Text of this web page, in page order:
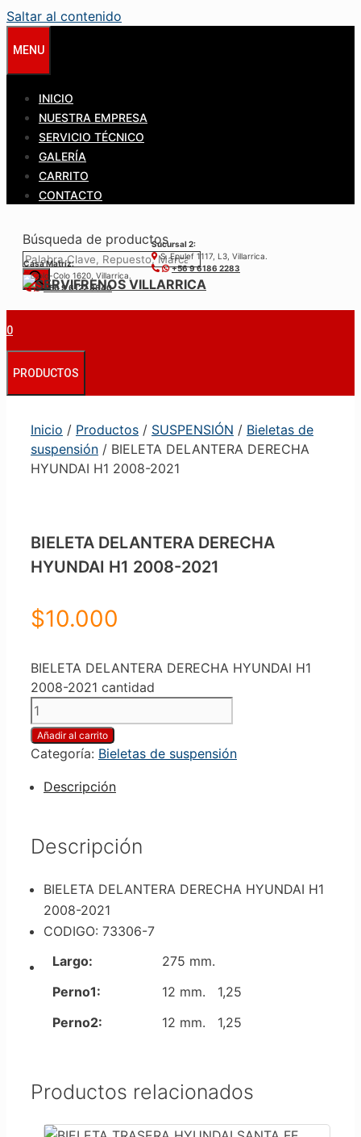
Saltar al contenido
MENU
INICIO
NUESTRA EMPRESA
SERVICIO TÉCNICO
GALERÍA
CARRITO
CONTACTO
Búsqueda de productos
Casa Matríz:
Colo-Colo 1620, Villarrica.
+56 9 6122 3840
Sucursal 2:
S. Epulef 1117, L3, Villarrica.
+56 9 6186 2283
0
PRODUCTOS
Inicio / Productos / SUSPENSIÓN / Bieletas de
suspensión / BIELETA DELANTERA DERECHA
HYUNDAI H1 2008-2021
BIELETA DELANTERA DERECHA
HYUNDAI H1 2008-2021
$10.000
BIELETA DELANTERA DERECHA HYUNDAI H1
2008-2021 cantidad
Añadir al carrito
Categoría: Bieletas de suspensión
Descripción
Descripción
BIELETA DELANTERA DERECHA HYUNDAI H1
2008-2021
CODIGO: 73306-7
Largo:
275 mm.
Perno1:
12 mm. 1,25
Perno2:
12 mm. 1,25
Productos relacionados